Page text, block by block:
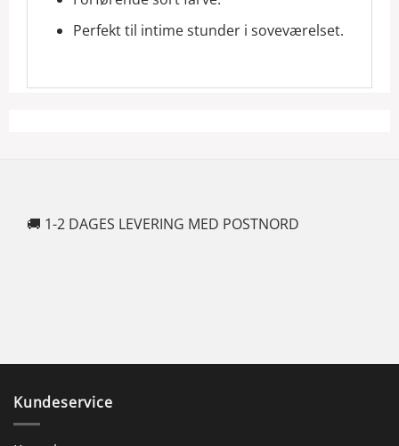
Perfekt til intime stunder i soveværelset.
🚚 1-2 DAGES LEVERING MED POSTNORD
Kundeservice